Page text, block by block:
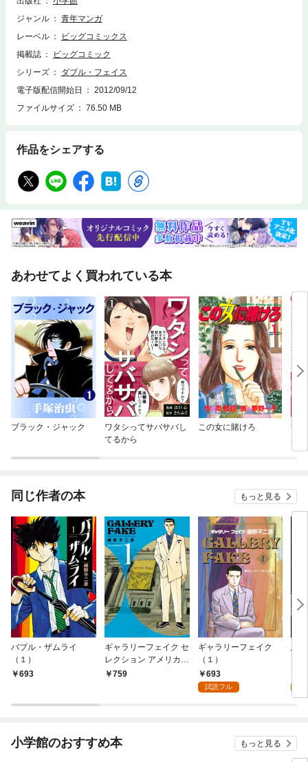
っていた。しかも、北大路の愛する妻と息子をたぶらかし、自らの陣営に
引き入れて……！！妻と子のため、日本のため、自らの怨みを晴らすた
罪を知る北大路を亡き者にしようと策を張り巡らせていた。そしてつい
に、対決の時！！生き残るのは……最後に笑うのは……誰だ！？
ジャンル
青年マンガ
レーベル
ビッグコミックス
掲載誌
ビッグコミック
シリーズ
ダブル・フェイス
電子版配信開始日
2012/09/12
ファイルサイズ
76.50 MB
作品をシェアする
あわせてよく買われている本
ブラック・ジャック
ワタシってサバサバし
てるから
この女に賭けろ
す
同じ作者の本 もっと見る
バブル・ザムライ
（１）
693
ギャラリーフェイク セ
レクション アメリカの
至宝を巡る（１）
759
ギャラリーフェイク
（１）
693
試読フル
悪
小学館のおすすめ本 もっと見る